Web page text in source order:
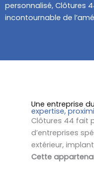
personnalisé, Clôtures
incontournable de
Une entreprise
expertise,
Clôtures 44 fait
d’entreprises
extérieur,
Cette